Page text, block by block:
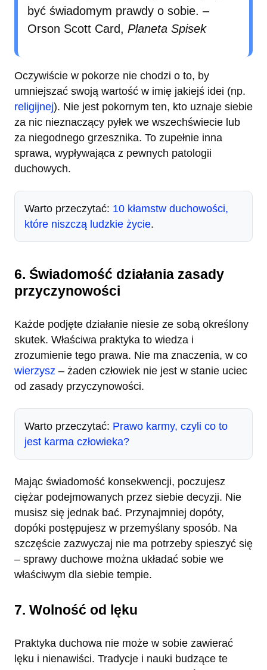
być świadomym prawdy o sobie. –
Orson Scott Card, Planeta Spisek
Oczywiście w pokorze nie chodzi o to, by
umniejszać swoją wartość w imię jakiejś idei (np.
religijnej). Nie jest pokornym ten, kto uznaje siebie
za nic nieznaczący pyłek we wszechświecie lub
za niegodnego grzesznika. To zupełnie inna
sprawa, wypływająca z pewnych patologii
duchowych.
Warto przeczytać: 10 kłamstw duchowości,
które niszczą ludzkie życie.
6. Świadomość działania zasady
przyczynowości
Każde podjęte działanie niesie ze sobą określony
skutek. Właściwa praktyka to wiedza i
zrozumienie tego prawa. Nie ma znaczenia, w co
wierzysz – żaden człowiek nie jest w stanie uciec
od zasady przyczynowości.
Warto przeczytać: Prawo karmy, czyli co to
jest karma człowieka?
Mając świadomość konsekwencji, poczujesz
ciężar podejmowanych przez siebie decyzji. Nie
musisz się jednak bać. Przynajmniej dopóty,
dopóki postępujesz w przemyślany sposób. Na
szczęście zazwyczaj nie ma potrzeby spieszyć się
– sprawy duchowe można układać sobie we
właściwym dla siebie tempie.
7. Wolność od lęku
Praktyka duchowa nie może w sobie zawierać
lęku i nienawiści. Tradycje i nauki budzące te